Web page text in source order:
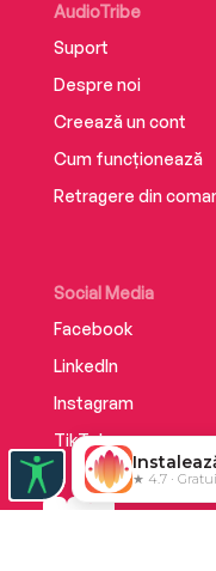
AudioTribe
Suport
Despre noi
Creează un cont
Cum funcționează
Retragere din
Social Media
Facebook
LinkedIn
Instagram
TikTok
★ 4.7 ·